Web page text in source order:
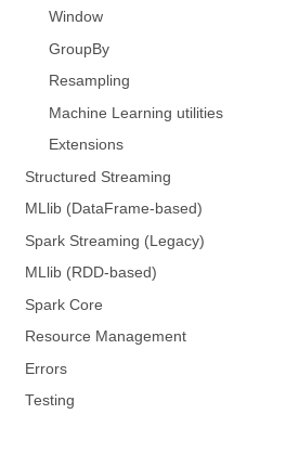
Window
GroupBy
Resampling
Machine Learning utilities
Extensions
Structured Streaming
MLlib (DataFrame-based)
Spark Streaming (Legacy)
MLlib (RDD-based)
Spark Core
Resource Management
Errors
Testing